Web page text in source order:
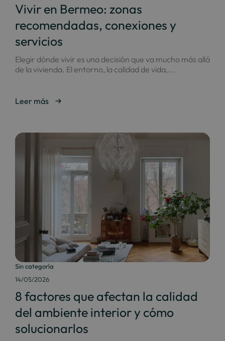
Vivir en Bermeo: zonas
recomendadas, conexiones y
servicios
Elegir dónde vivir es una decisión que va mucho más allá
de la vivienda. El entorno, la calidad de vida,...
Leer más
Sin categoría
14/05/2026
8 factores que afectan la calidad
del ambiente interior y cómo
solucionarlos